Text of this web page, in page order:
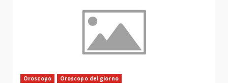
Oroscopo Oroscopo del giorno